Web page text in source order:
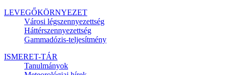
LEVEGŐKÖRNYEZET
Városi légszennyezettség
Háttérszennyezettség
Gammadózis-teljesítmény
ISMERET-TÁR
Tanulmányok